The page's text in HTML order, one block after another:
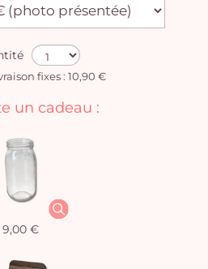
fixes : 10,90 €
un cadeau :
9,00 €